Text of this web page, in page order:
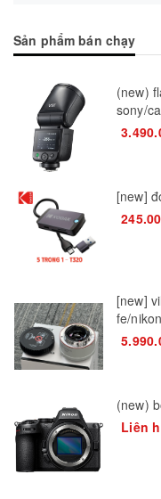
Sản phẩm bán chạy
(new)
sony/
[new]
[new]
fe/
(new)
Liên